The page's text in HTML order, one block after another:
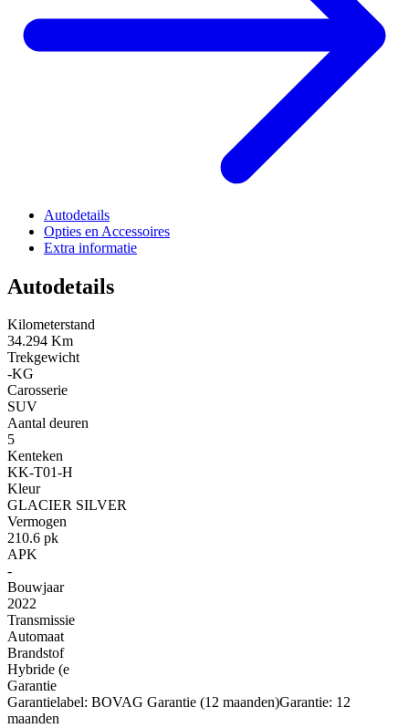
Autodetails
Opties en Accessoires
Extra informatie
Autodetails
Kilometerstand
34.294 Km
Trekgewicht
-KG
Carosserie
SUV
Aantal deuren
5
Kenteken
KK-T01-H
Kleur
GLACIER SILVER
Vermogen
210.6 pk
APK
-
Bouwjaar
2022
Transmissie
Automaat
Brandstof
Hybride (e
Garantie
Garantielabel: BOVAG Garantie (12 maanden)Garantie: 12
maanden